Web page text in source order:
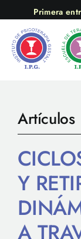
contenido
Primera
Artículos
Y
A